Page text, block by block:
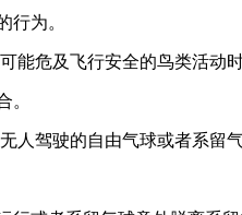
行为。
能危及飞行安全的鸟类活动
。
人驾驶的自由气球或者系留